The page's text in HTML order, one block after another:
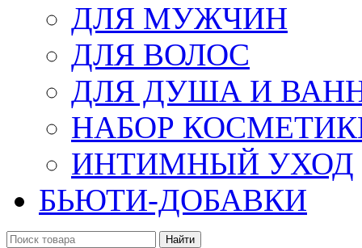
ДЛЯ МУЖЧИН
ДЛЯ ВОЛОС
ДЛЯ ДУША И
НАБОР
ИНТИМНЫЙ УХОД
БЬЮТИ-ДОБАВКИ
Найти